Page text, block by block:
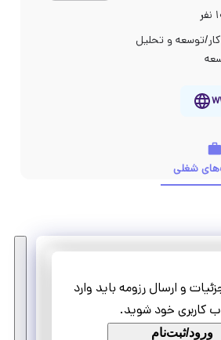
توسعه و تحلیل
شغلی
و ارسال رزومه باید وارد
کاربری خود شوید.
ورود/ثبت‌نام
فروش خانم
استخدام